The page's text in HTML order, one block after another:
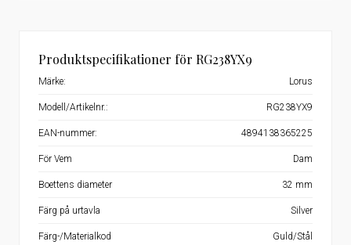
Produktspecifikationer för RG238YX9
Märke: Lorus
Modell/Artikelnr.: RG238YX9
EAN-nummer: 4894138365225
För Vem Dam
Boettens diameter 32 mm
Färg på urtavla Silver
Färg-/Materialkod Guld/Stål